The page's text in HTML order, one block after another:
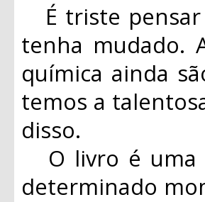
É triste pensar
tenha mudado.
química ainda
temos a
disso.
O livro é uma
determinado